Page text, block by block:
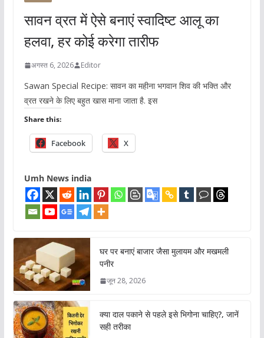
सावन व्रत में ऐसे बनाएं स्वादिष्ट आलू का
हलवा, हर कोई करेगा तारीफ
अगस्त 6, 2026 Editor
Sawan Special Recipe: सावन का महीना भगवान शिव की भक्ति और
व्रत रखने के लिए बहुत खास माना जाता है. इस
Share this:
Facebook X
Umh News india
घर पर बनाएं बाजार जैसा मुलायम और मखमली
पनीर
जून 28, 2026
क्या दाल पकाने से पहले इसे भिगोना चाहिए?, जानें
सही तरीका